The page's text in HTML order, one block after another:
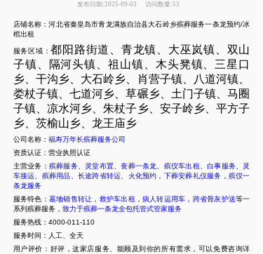
发布日期:2025-09-03 访问数量:53
店铺名称：河北省秦皇岛市青龙满族自治县大石岭乡殡葬服务一条龙预约/冰
棺出租
服务区域：都阳路街道、青龙镇、大巫岚镇、双山
子镇、隔河头镇、祖山镇、木头凳镇、三星口
乡、干沟乡、大石岭乡、肖营子镇、八道河镇、
娄杖子镇、七道河乡、草碾乡、土门子镇、马圈
子镇、凉水河乡、朱杖子乡、安子岭乡、平方子
乡、茨榆山乡、龙王庙乡
公司名称： 福寿万年长殡葬服务公司
资质认证：营业执照认证
主营业务： 殡葬服务、 灵堂布置 、丧葬一条龙 殡仪车出租 、白事服务
灵
车接运
殡葬用品 长途跨省转运 火化预约 ， 下葬安葬礼仪服务 ， 殡仪一
条龙服务
服务特色： 墓地销售转让 ， 救护车出租 ， 病人转运用车 ， 跨省骨灰护送等一
系列殡葬服务， 致力于殡葬一条龙全包托管式管家服务
服务热线：4000-011-110
服务时间：人工、全天
用户评价：好评，这家店服务、能顾及到你的所有需求，可以免费咨询详